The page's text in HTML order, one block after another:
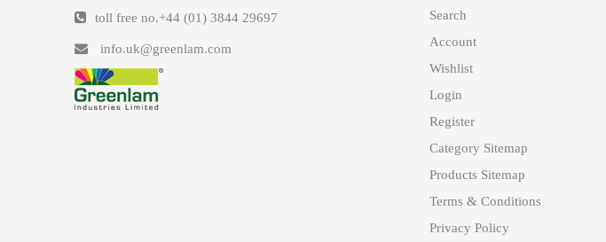
toll free no.+44 (01) 3844 29697
info.uk@greenlam.com
Search
Account
Wishlist
Login
Register
Category Sitemap
Products Sitemap
Terms & Conditions
Privacy Policy